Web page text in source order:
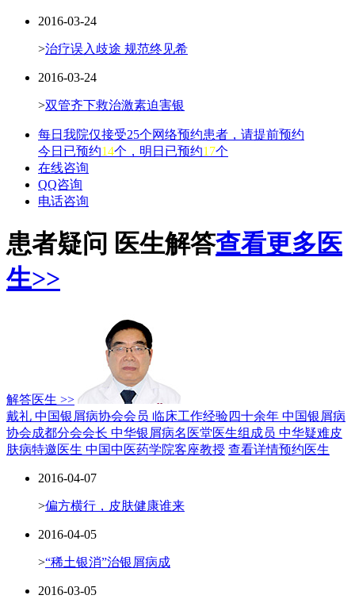
2016-03-24
>治疗误入歧途 规范终见希
2016-03-24
>双管齐下救治激素迫害银
每日我院仅接受25个网络预约患者，请提前预约
今日已预约14个，明日已预约17个
在线咨询
QQ咨询
电话咨询
患者疑问 医生解答查看更多医
生>>
解答医生 >>
戴礼 中国银屑病协会会员 临床工作经验四十余年 中国银屑病
协会成都分会会长 中华银屑病名医堂医生组成员 中华疑难皮
肤病特邀医生 中国中医药学院客座教授 查看详情预约医生
2016-04-07
>偏方横行，皮肤健康谁来
2016-04-05
>“稀土银消”治银屑病成
2016-03-05